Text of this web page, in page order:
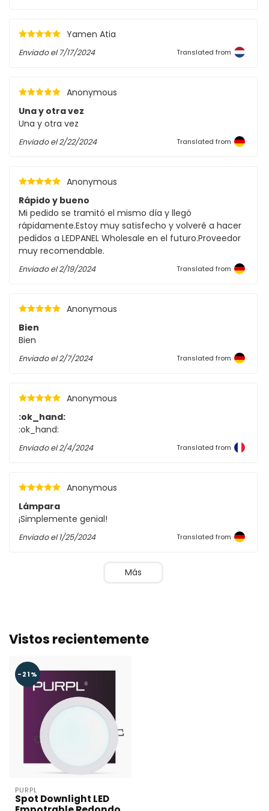
Yamen Atia
Enviado el7/17/2024 Translated from
Anonymous
Una y otra vez
Una y otra vez
Enviado el2/22/2024 Translated from
Anonymous
Rápido y bueno
Mi pedido se tramitó el mismo día y llegó
rápidamente.Estoy muy satisfecho y volveré a hacer
pedidos a LEDPANEL Wholesale en el futuro.Proveedor
muy recomendable.
Enviado el2/19/2024 Translated from
Anonymous
Bien
Bien
Enviado el2/7/2024 Translated from
Anonymous
:ok_hand:
:ok_hand:
Enviado el2/4/2024 Translated from
Anonymous
Lámpara
¡Simplemente genial!
Enviado el1/25/2024 Translated from
Más
Vistos recientemente
-21%
PURPL
Spot Downlight LED